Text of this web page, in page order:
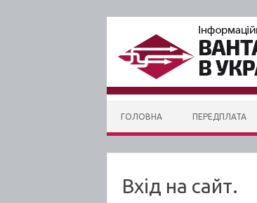
ГОЛОВНА ПЕРЕДПЛАТА
Вхід на сайт.